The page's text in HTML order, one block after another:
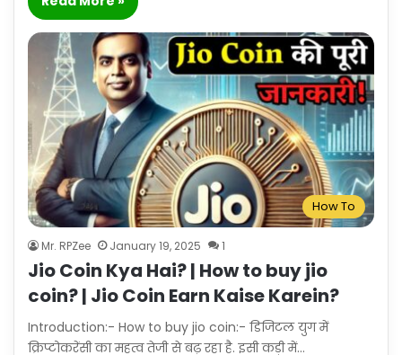
How To
Mr. RPZee January 19, 2025 1
Jio Coin Kya Hai? | How to buy jio
coin? | Jio Coin Earn Kaise Karein?
Introduction:- How to buy jio coin:- डिजिटल युग में
क्रिप्टोकरेंसी का महत्व तेजी से बढ़ रहा है. इसी कड़ी में…